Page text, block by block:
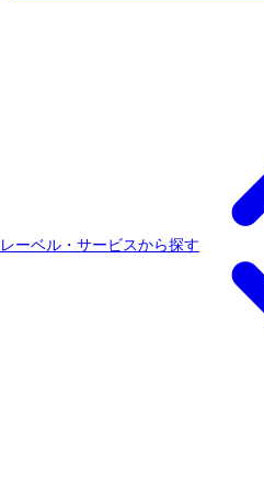
レーベル・サービスから探す